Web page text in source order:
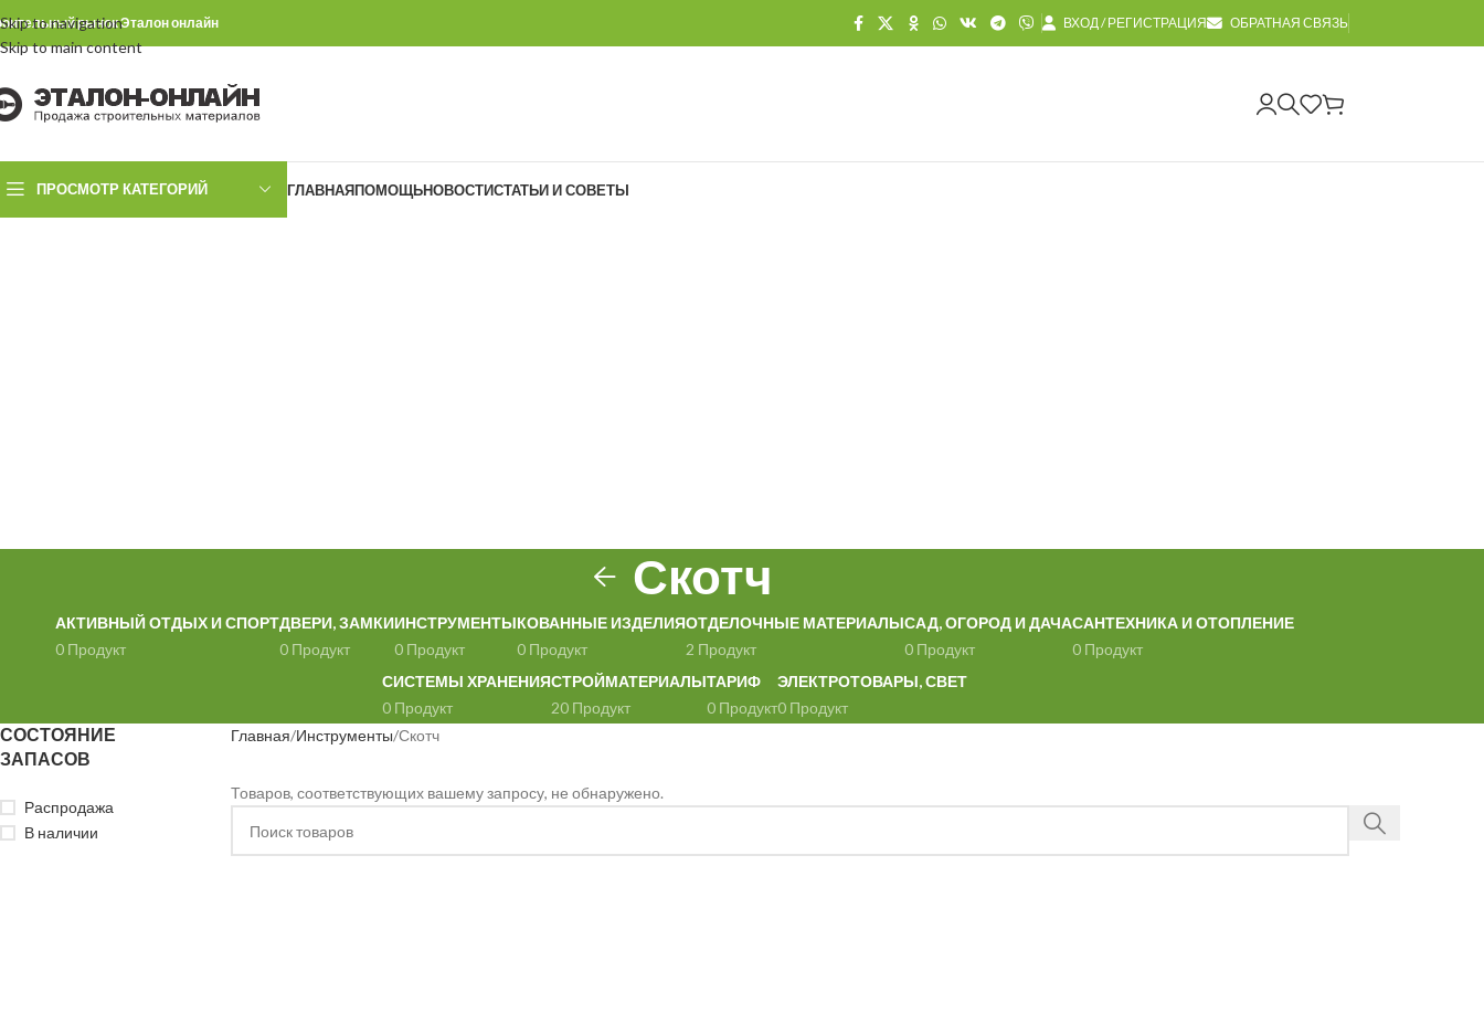
Skip to navigation
Skip to main content
рынок Эталон онлайн ВХОД / РЕГИСТРАЦИЯ ОБРАТНАЯ СВЯЗЬ
ПРОСМОТР КАТЕГОРИЙ ГЛАВНАЯПОМОЩЬНОВОСТИСТАТЬИ И СОВЕТЫ
Скотч
АКТИВНЫЙ ОТДЫХ И СПОРТ
0 Продукт
ДВЕРИ, ЗАМКИ
0 Продукт
ИНСТРУМЕНТЫ
0 Продукт
КОВАННЫЕ ИЗДЕЛИЯ
0 Продукт
ОТДЕЛОЧНЫЕ МАТЕРИАЛЫ
2 Продукт
САД, ОГОРОД И ДАЧА
0 Продукт
САНТЕХНИКА И ОТОПЛЕНИЕ
0 Продукт
СИСТЕМЫ ХРАНЕНИЯ
0 Продукт
СТРОЙМАТЕРИАЛЫ
20 Продукт
ТАРИФ
0 Продукт
ЭЛЕКТРОТОВАРЫ, СВЕТ
0 Продукт
СОСТОЯНИЕ
ЗАПАСОВ
Распродажа
В наличии
Главная Инструменты Скотч
Товаров, соответствующих вашему запросу, не обнаружено.